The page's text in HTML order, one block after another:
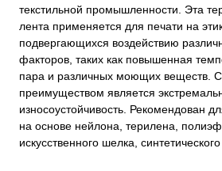
текстильной промышленности. Эта
лента применяется для печати на
подвергающихся воздействию
факторов, таких как повышенная
пара и различных моющих веществ.
преимуществом является
износоустойчивость. Рекомендован
на основе нейлона, терилена,
искусственного шелка,